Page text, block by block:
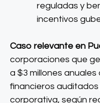
reguladas y
incentivos
Caso relevante en
corporaciones que
a $3 millones
financieros auditados
corporativa, según